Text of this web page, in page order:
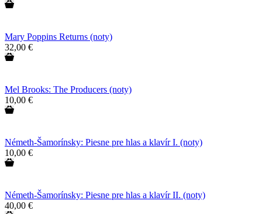
Mary Poppins Returns (noty)
32,00 €
Mel Brooks: The Producers (noty)
10,00 €
Németh-Šamorínsky: Piesne pre hlas a klavír I. (noty)
10,00 €
Németh-Šamorínsky: Piesne pre hlas a klavír II. (noty)
40,00 €